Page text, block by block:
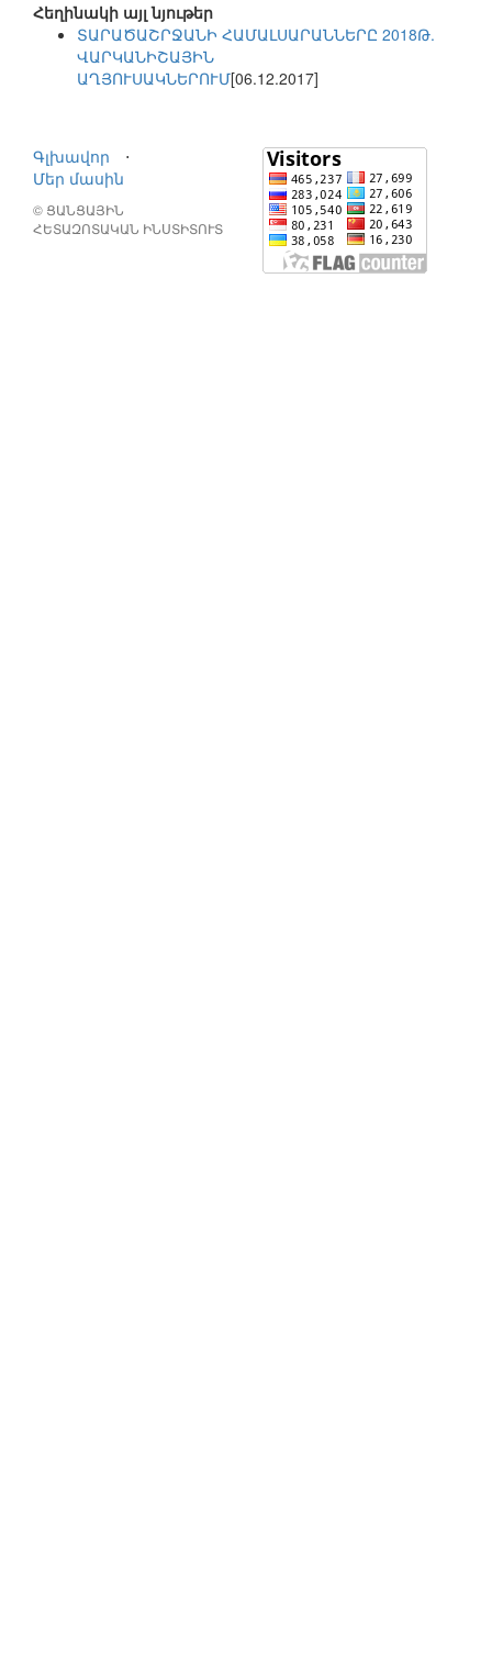
Հեղինակի այլ նյութեր
ՏԱՐԱԾԱՇՐՋԱՆԻ ՀԱՄԱԼՍԱՐԱՆՆԵՐԸ 2018Թ.
ՎԱՐԿԱՆԻՇԱՅԻՆ
ԱՂՅՈՒՍԱԿՆԵՐՈՒՄ[06.12.2017]
Գլխավոր
⋅
Մեր մասին
© ՑԱՆՑԱՅԻՆ
ՀԵՏԱԶՈՏԱԿԱՆ ԻՆՍՏԻՏՈՒՏ